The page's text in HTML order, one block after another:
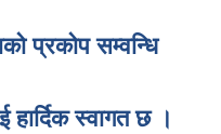
प्रकोप सम्वन्धि
हार्दिक स्वागत छ ।